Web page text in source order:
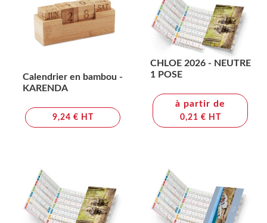
Calendrier en bambou -
KARENDA
9,24 € HT
CHLOE 2026 - NEUTRE
1 POSE
à partir de
0,21 € HT